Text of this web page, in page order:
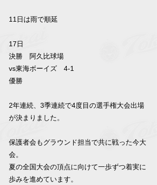
11日は雨で順延
17日
決勝　阿久比球場
vs東海ボーイズ　4-1
優勝
2年連続、3季連続で4度目の選手権大会出場
が決まりました。
保護者会もグラウンド担当で共に戦った今大
会。
夏の全国大会の頂点に向けて一歩ずつ着実に
歩みを進めています。